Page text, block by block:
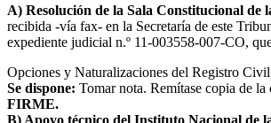
A) Resolución de la Sala Constitucional
recibida -vía fax- en la Secretaría de este
expediente judicial n.º 11-003558-007-CO,
Opciones y Naturalizaciones del Registro
Se dispone: Tomar nota. Remítase copia de
FIRME.
B) Apoyo técnico del Instituto Nacional de